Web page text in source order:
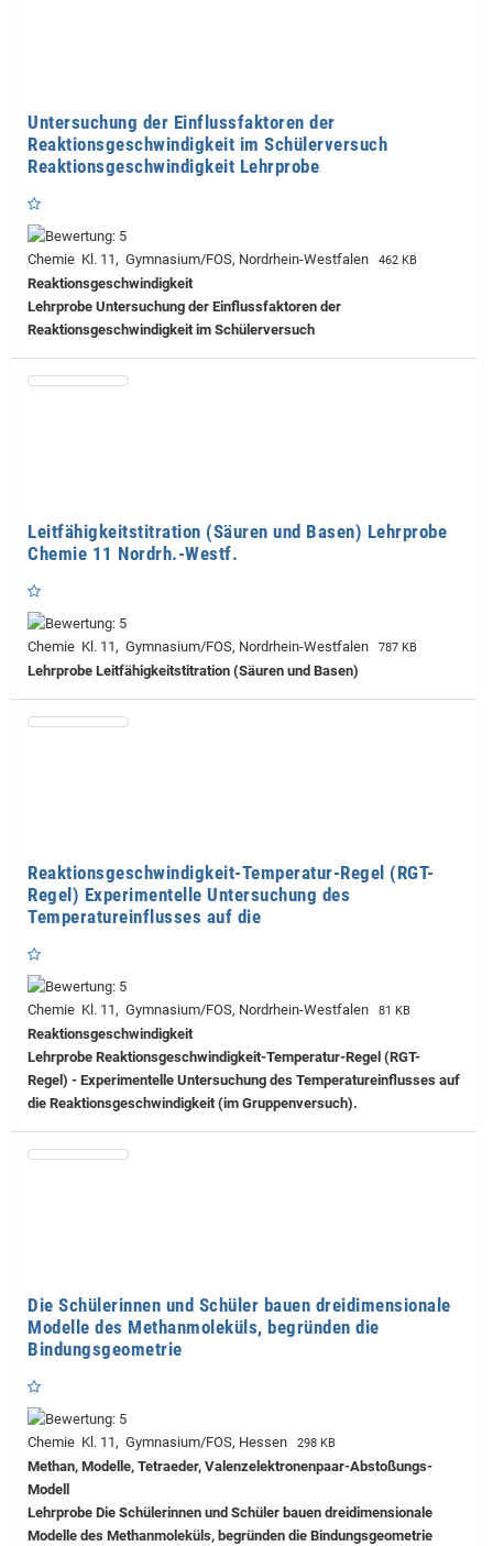
Untersuchung der Einflussfaktoren der
Reaktionsgeschwindigkeit im Schülerversuch
Reaktionsgeschwindigkeit Lehrprobe
Chemie Kl. 11, Gymnasium/FOS, Nordrhein-Westfalen 462 KB
Reaktionsgeschwindigkeit
Lehrprobe Untersuchung der Einflussfaktoren der
Reaktionsgeschwindigkeit im Schülerversuch
Leitfähigkeitstitration (Säuren und Basen) Lehrprobe
Chemie 11 Nordrh.-Westf.
Chemie Kl. 11, Gymnasium/FOS, Nordrhein-Westfalen 787 KB
Lehrprobe Leitfähigkeitstitration (Säuren und Basen)
Reaktionsgeschwindigkeit-Temperatur-Regel (RGT-
Regel) Experimentelle Untersuchung des
Temperatureinflusses auf die
Chemie Kl. 11, Gymnasium/FOS, Nordrhein-Westfalen 81 KB
Reaktionsgeschwindigkeit
Lehrprobe Reaktionsgeschwindigkeit-Temperatur-Regel (RGT-
Regel) - Experimentelle Untersuchung des Temperatureinflusses auf
die Reaktionsgeschwindigkeit (im Gruppenversuch).
Die Schülerinnen und Schüler bauen dreidimensionale
Modelle des Methanmoleküls, begründen die
Bindungsgeometrie
Chemie Kl. 11, Gymnasium/FOS, Hessen 298 KB
Methan, Modelle, Tetraeder, Valenzelektronenpaar-Abstoßungs-
Modell
Lehrprobe Die Schülerinnen und Schüler bauen dreidimensionale
Modelle des Methanmoleküls, begründen die Bindungsgeometrie